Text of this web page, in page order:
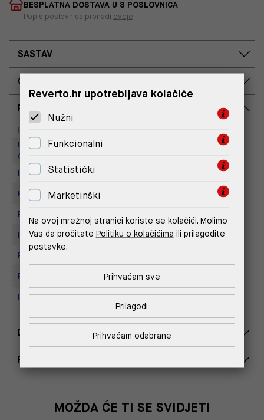
BESPLATNA DOSTAVA U 8 POSLOVNICA
Popis poslovnica pronađi ovdje
SASTAV
OPIS PROIZVODA
RASPOLOŽIVOST PO POSLOVNICAMA
Poslovnica
Replay Outlet Store, Designer
Outlet Croatia
Replay Outlet Store, Split
Replay store, Arena centar
Replay Store, City Center One
Replay Store, Joker Centar
Replay Store, Mall of Split
Replay store, Tower Centar
Replay Store, Supernova Zadar
DOSTAVA
POVRAT I ZAMJENA
MOŽDA ĆE TI SE SVIDJETI
Reverto.hr upotrebljava kolačiće
Nužni
Funkcionalni
Statistički
Marketinški
Na ovoj mrežnoj stranici koriste se kolačići. Molimo
Vas da pročitate Politiku o kolačićima ili prilagodite
postavke.
Prihvaćam odabrane
Prilagodi
Prihvaćam sve